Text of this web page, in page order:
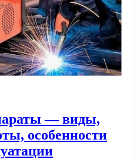
— виды,
особенности